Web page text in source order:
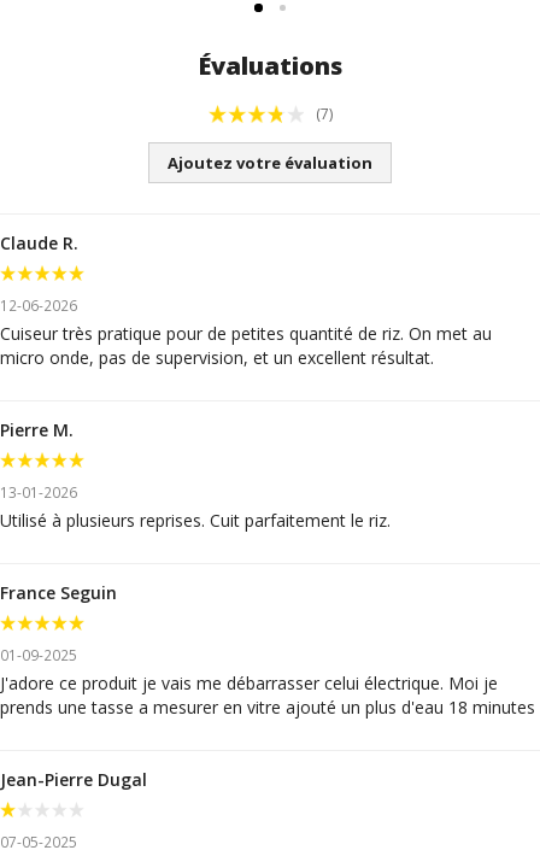
Évaluations
(7)
Ajoutez votre évaluation
Claude R.
12-06-2026
Cuiseur très pratique pour de petites quantité de riz. On met au
micro onde, pas de supervision, et un excellent résultat.
Pierre M.
13-01-2026
Utilisé à plusieurs reprises. Cuit parfaitement le riz.
France Seguin
01-09-2025
J'adore ce produit je vais me débarrasser celui électrique. Moi je
prends une tasse a mesurer en vitre ajouté un plus d'eau 18 minutes
Jean-Pierre Dugal
07-05-2025